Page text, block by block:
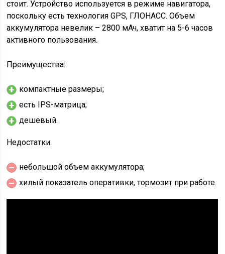
стоит. Устройство используется в режиме навигатора,
поскольку есть технология GPS, ГЛОНАСС. Объем
аккумулятора невелик – 2800 мАч, хватит на 5-6 часов
активного пользования.
Преимущества:
компактные размеры;
есть IPS-матрица;
дешевый.
Недостатки:
небольшой объем аккумулятора;
хилый показатель оперативки, тормозит при работе.